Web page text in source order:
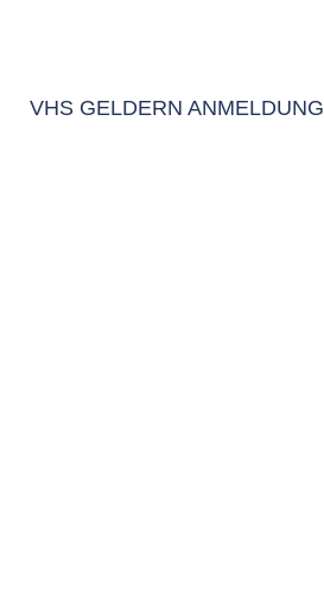
VHS GELDERN ANMELDUNG